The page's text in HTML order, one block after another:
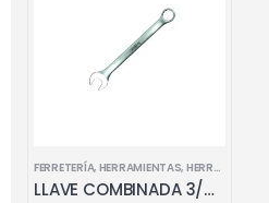
FERRETERÍA, HERRAMIENTAS, HERRAMIENTAS MANUALES
LLAVE COMBINADA 3/8 x 3/8